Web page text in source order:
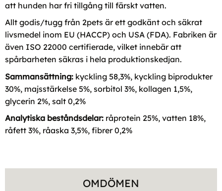
att hunden har fri tillgång till färskt vatten.
Allt godis/tugg från 2pets är ett godkänt och säkrat
livsmedel inom EU (HACCP) och USA (FDA). Fabriken är
även ISO 22000 certifierade, vilket innebär att
spårbarheten säkras i hela produktionskedjan.
Sammansättning: kyckling 58,3%, kyckling biprodukter
30%, majsstärkelse 5%, sorbitol 3%, kollagen 1,5%,
glycerin 2%, salt 0,2%
Analytiska beståndsdelar: råprotein 25%, vatten 18%,
råfett 3%, råaska 3,5%, fibrer 0,2%
OMDÖMEN